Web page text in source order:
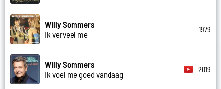
Willy Sommers
Ik verveel me
1979
Willy Sommers
Ik voel me goed vandaag
2019